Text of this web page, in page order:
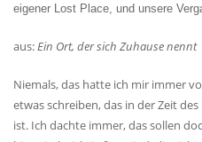
eigener Lost Place, und unsere
aus:Ein Ort, der sich Zuhause nennt
Niemals, das hatte ich mir immer
etwas schreiben, das in der Zeit
ist. Ich dachte immer, das sollen